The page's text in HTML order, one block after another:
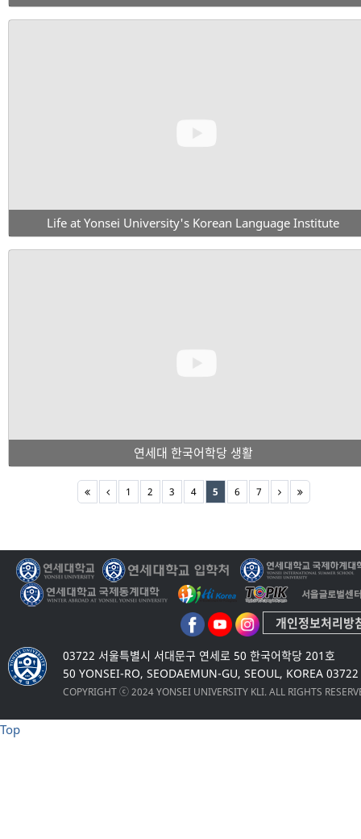
Life at Yonsei University's Korean Language Institute
연세대 한국어학당 생활
1 2 3 4 5 6 7
03722 서울특별시 서대문구 연세로 50 한국어학당 201호
50 YONSEI-RO, SEODAEMUN-GU, SEOUL, KOREA 03722
COPYRIGHT ⓒ 2024 YONSEI UNIVERSITY KLI. ALL RIGHTS
개인정보처리방
Top